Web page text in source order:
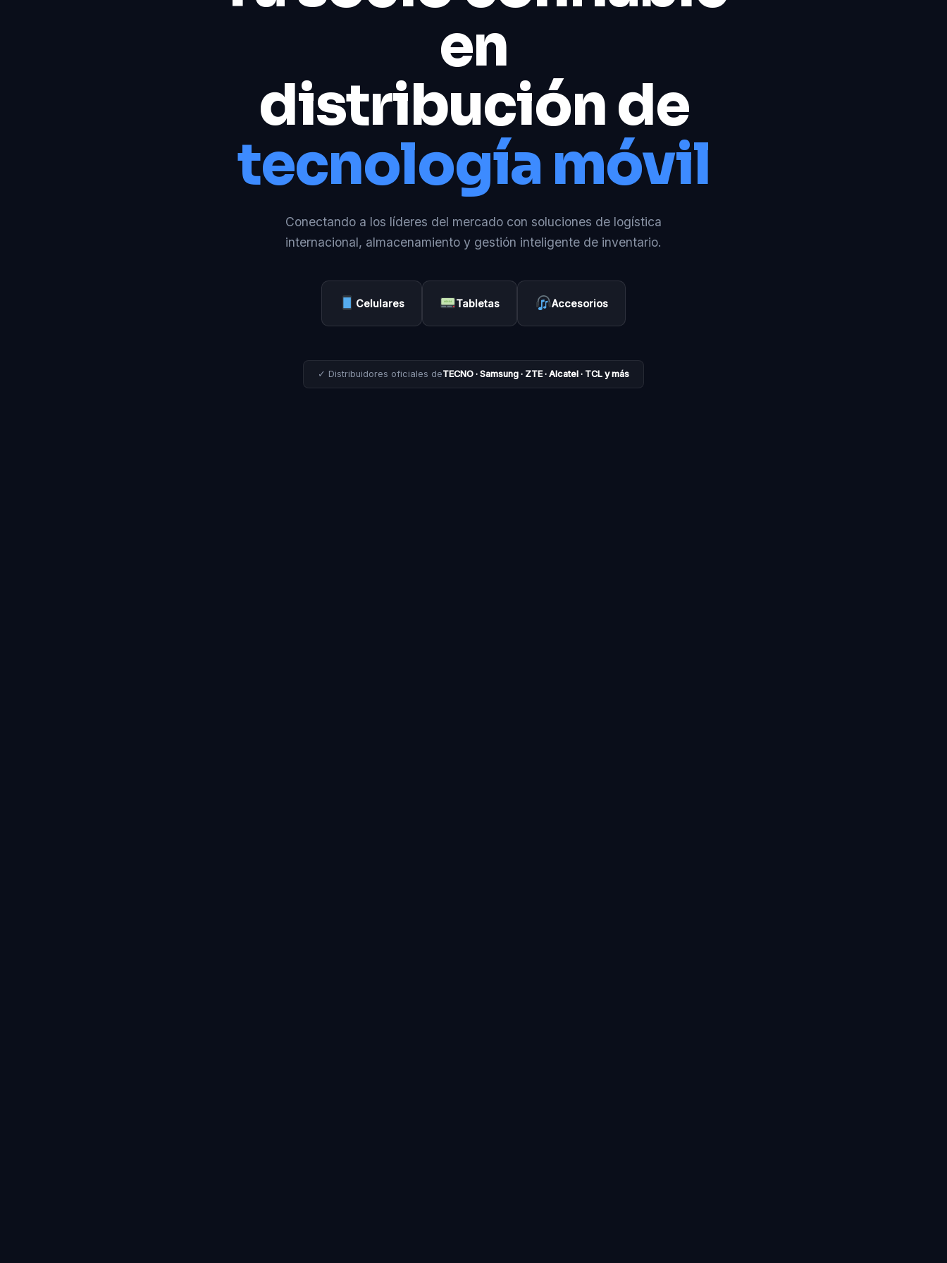
en
distribución de
tecnología móvil
Conectando a los líderes del mercado con soluciones de logística
internacional, almacenamiento y gestión inteligente de inventario.
Celulares Tabletas Accesorios
✓ Distribuidores oficiales deTECNO · Samsung · ZTE · Alcatel · TCL y más